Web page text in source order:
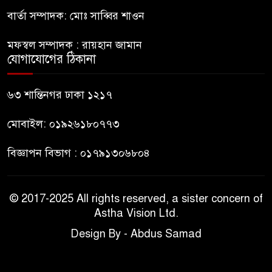
হাসিনাকে সংবাদমাধ্যমে কথা বলার
সুযোগ দেওয়ায় ঢাকার ক্ষোভ
৯
সাংবাদিক পেটালো বিএনপি-
বার্তা সম্পাদক: মোঃ সাব্বির শাওন
মফস্বল সম্পাদক : রায়হান জামান
যোগাযোগের ঠিকানা
৬৩ শান্তিনগর ঢাকা ১২১৭
মোবাইল: ০১৯২৬১৮০৭৭৩
বিজ্ঞাপন বিভাগ : ০১৭৯১৩০৬৮০৪
© 2017-2025 All rights reserved, a sister concern of
Astha Vision Ltd.
Design By - Abdus Samad